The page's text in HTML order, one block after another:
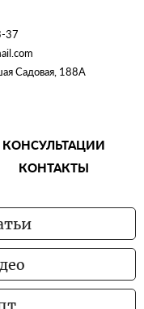
37
Садовая, 188А
КОНСУЛЬТАЦИИ
КОНТАКТЫ